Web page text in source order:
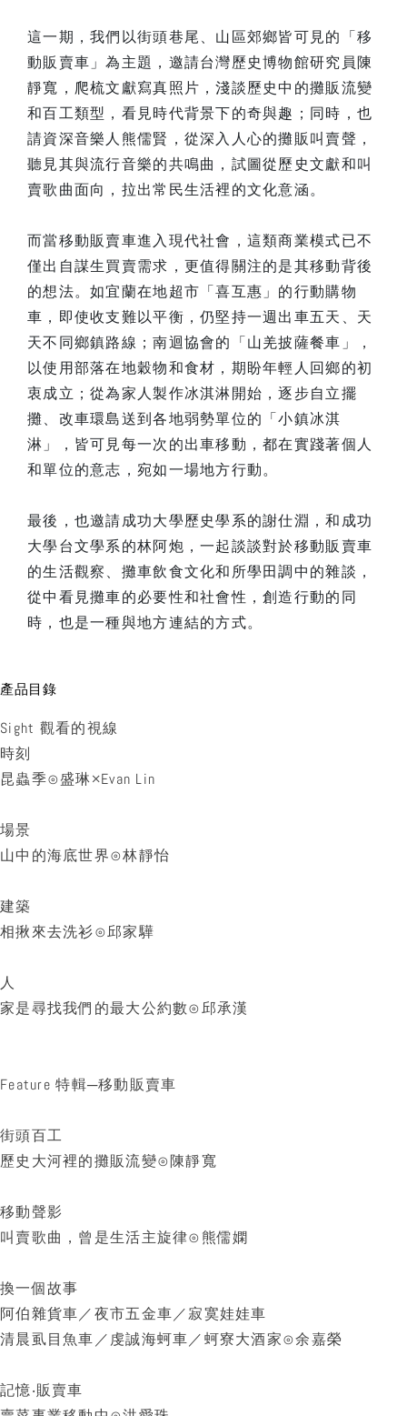
這一期，我們以街頭巷尾、山區郊鄉皆可見的「移
動販賣車」為主題，邀請台灣歷史博物館研究員陳
靜寬，爬梳文獻寫真照片，淺談歷史中的攤販流變
和百工類型，看見時代背景下的奇與趣；同時，也
請資深音樂人熊儒賢，從深入人心的攤販叫賣聲，
聽見其與流行音樂的共鳴曲，試圖從歷史文獻和叫
賣歌曲面向，拉出常民生活裡的文化意涵。
而當移動販賣車進入現代社會，這類商業模式已不
僅出自謀生買賣需求，更值得關注的是其移動背後
的想法。如宜蘭在地超市「喜互惠」的行動購物
車，即使收支難以平衡，仍堅持一週出車五天、天
天不同鄉鎮路線；南迴協會的「山羌披薩餐車」，
以使用部落在地穀物和食材，期盼年輕人回鄉的初
衷成立；從為家人製作冰淇淋開始，逐步自立擺
攤、改車環島送到各地弱勢單位的「小鎮冰淇
淋」，皆可見每一次的出車移動，都在實踐著個人
和單位的意志，宛如一場地方行動。
最後，也邀請成功大學歷史學系的謝仕淵，和成功
大學台文學系的林阿炮，一起談談對於移動販賣車
的生活觀察、攤車飲食文化和所學田調中的雜談，
從中看見攤車的必要性和社會性，創造行動的同
時，也是一種與地方連結的方式。
產品目錄
Sight 觀看的視線
時刻
昆蟲季⊙盛琳×Evan Lin
場景
山中的海底世界⊙林靜怡
建築
相揪來去洗衫⊙邱家驊
人
家是尋找我們的最大公約數⊙邱承漢
Feature 特輯─移動販賣車
街頭百工
歷史大河裡的攤販流變⊙陳靜寬
移動聲影
叫賣歌曲，曾是生活主旋律⊙熊儒嫻
換一個故事
阿伯雜貨車／夜市五金車／寂寞娃娃車
清晨虱目魚車／虔誠海蚵車／蚵寮大酒家⊙余嘉榮
記憶‧販賣車